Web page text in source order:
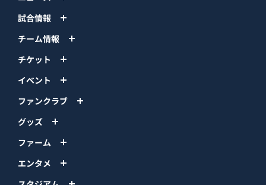
試合情報
チーム情報
チケット
イベント
ファンクラブ
グッズ
ファーム
エンタメ